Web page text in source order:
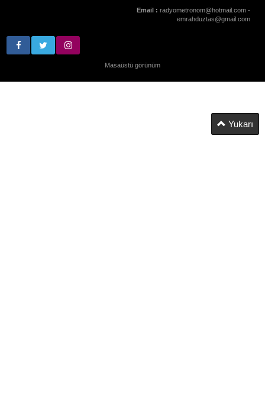
Email : radyometronom@hotmail.com -
emrahduztas@gmail.com
Masaüstü görünüm
Yukarı